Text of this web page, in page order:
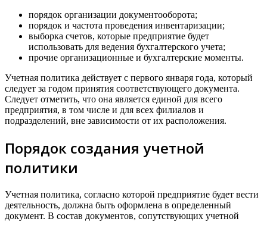
порядок организации документооборота;
порядок и частота проведения инвентаризации;
выборка счетов, которые предприятие будет
использовать для ведения бухгалтерского учета;
прочие организационные и бухгалтерские моменты.
Учетная политика действует с первого января года, который
следует за годом принятия соответствующего документа.
Следует отметить, что она является единой для всего
предприятия, в том числе и для всех филиалов и
подразделений, вне зависимости от их расположения.
Порядок создания учетной
политики
Учетная политика, согласно которой предприятие будет вести
деятельность, должна быть оформлена в определенный
документ. В состав документов, сопутствующих учетной